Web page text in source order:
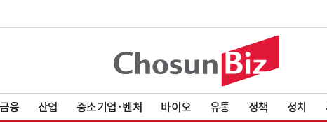
금융 산업 중소기업·벤처 바이오 유통 정책 정치